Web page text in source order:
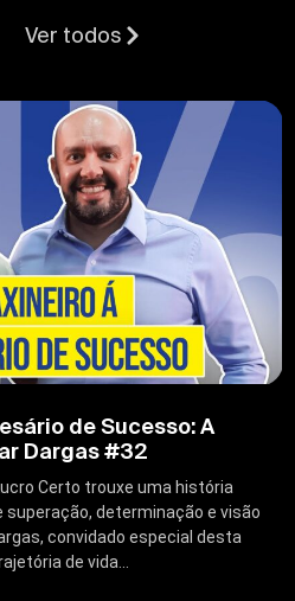
Ver todos
de Sucesso: A
Dargas #32
Certo trouxe uma história
superação, determinação e visão
convidado especial desta
de vida...